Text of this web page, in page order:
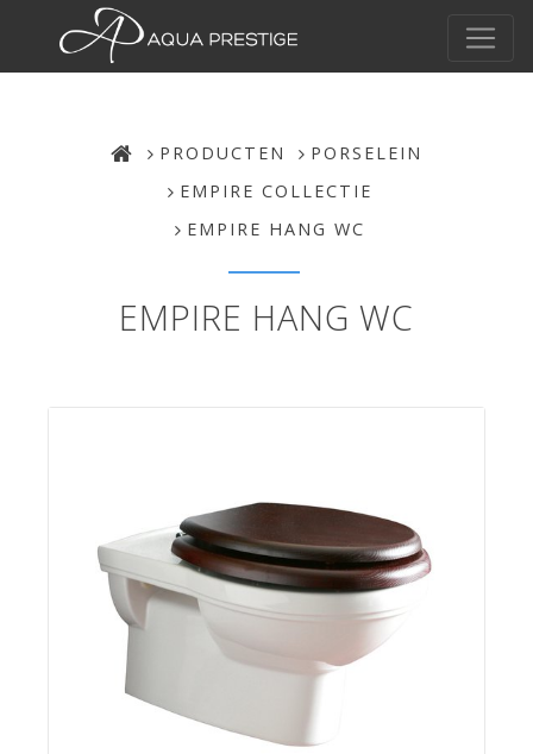
PRODUCTEN
PORSELEIN
EMPIRE COLLECTIE
EMPIRE HANG WC
EMPIRE HANG WC